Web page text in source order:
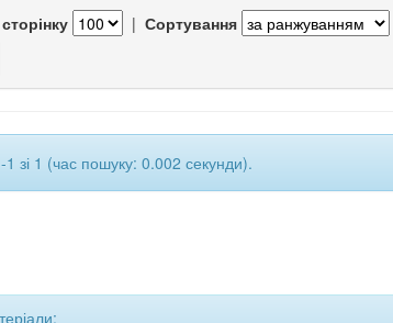
| Сортування
1 зі 1 (час пошуку: 0.002 секунди).